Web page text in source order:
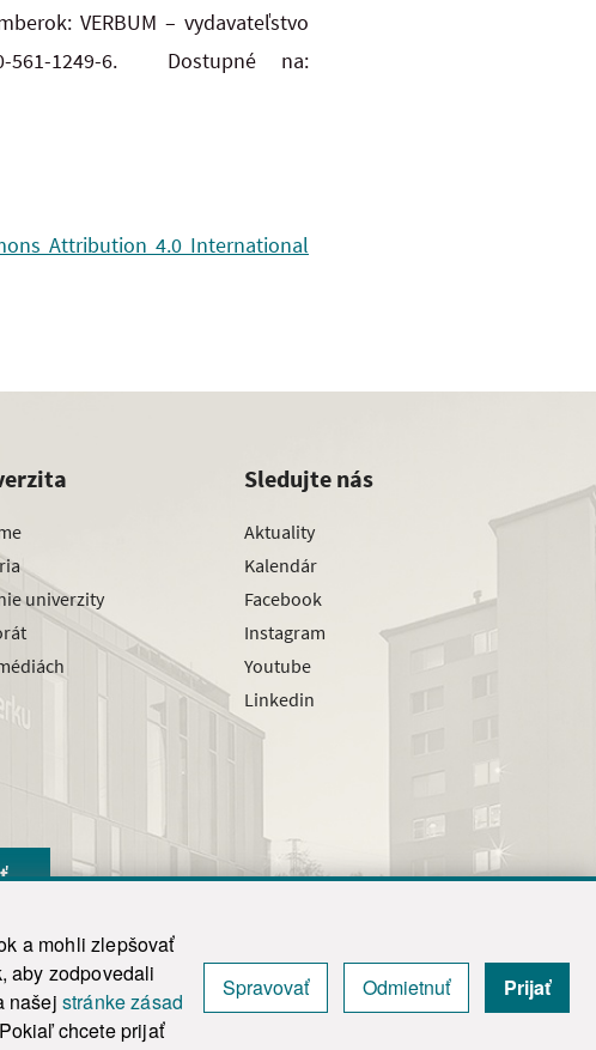
a mohli zlepšovať
aby zodpovedali
našej stránke zásad
chcete prijať
Spravovať Odmietnuť Prijať
VERBUM – vydavateľstvo
561-1249-6. Dostupné na:
Attribution 4.0 International
univerzity
Sledujte nás
Aktuality
Kalendár
Facebook
Instagram
Youtube
Linkedin
| Admin
apply.